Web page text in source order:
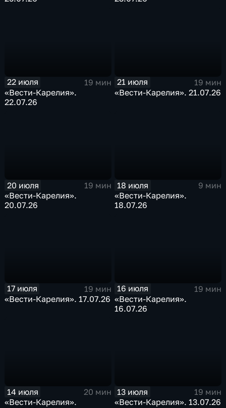
22 июля
19 мин
«Вести-Карелия».
22.07.26
21 июля
19 мин
«Вести-Карелия». 21.07.26
20 июля
19 мин
«Вести-Карелия».
20.07.26
18 июля
9 мин
«Вести-Карелия».
18.07.26
17 июля
19 мин
«Вести-Карелия». 17.07.26
16 июля
19 мин
«Вести-Карелия».
16.07.26
14 июля
20 мин
«Вести-Карелия».
13 июля
19 мин
«Вести-Карелия». 13.07.26